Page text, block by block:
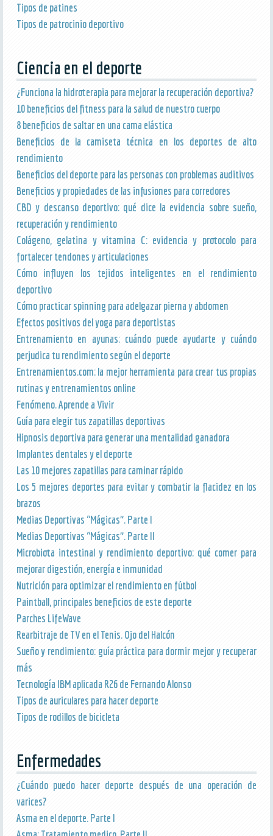
Tipos de patines
Tipos de patrocinio deportivo
Ciencia en el deporte
¿Funciona la hidroterapia para mejorar la recuperación deportiva?
10 beneficios del fitness para la salud de nuestro cuerpo
8 beneficios de saltar en una cama elástica
Beneficios de la camiseta técnica en los deportes de alto
rendimiento
Beneficios del deporte para las personas con problemas auditivos
Beneficios y propiedades de las infusiones para corredores
CBD y descanso deportivo: qué dice la evidencia sobre sueño,
recuperación y rendimiento
Colágeno, gelatina y vitamina C: evidencia y protocolo para
fortalecer tendones y articulaciones
Cómo influyen los tejidos inteligentes en el rendimiento
deportivo
Cómo practicar spinning para adelgazar pierna y abdomen
Efectos positivos del yoga para deportistas
Entrenamiento en ayunas: cuándo puede ayudarte y cuándo
perjudica tu rendimiento según el deporte
Entrenamientos.com: la mejor herramienta para crear tus propias
rutinas y entrenamientos online
Fenómeno. Aprende a Vivir
Guía para elegir tus zapatillas deportivas
Hipnosis deportiva para generar una mentalidad ganadora
Implantes dentales y el deporte
Las 10 mejores zapatillas para caminar rápido
Los 5 mejores deportes para evitar y combatir la flacidez en los
brazos
Medias Deportivas “Mágicas”. Parte I
Medias Deportivas “Mágicas”. Parte II
Microbiota intestinal y rendimiento deportivo: qué comer para
mejorar digestión, energía e inmunidad
Nutrición para optimizar el rendimiento en fútbol
Paintball, principales beneficios de este deporte
Parches LifeWave
Rearbitraje de TV en el Tenis. Ojo del Halcón
Sueño y rendimiento: guía práctica para dormir mejor y recuperar
más
Tecnología IBM aplicada R26 de Fernando Alonso
Tipos de auriculares para hacer deporte
Tipos de rodillos de bicicleta
Enfermedades
¿Cuándo puedo hacer deporte después de una operación de
varices?
Asma en el deporte. Parte I